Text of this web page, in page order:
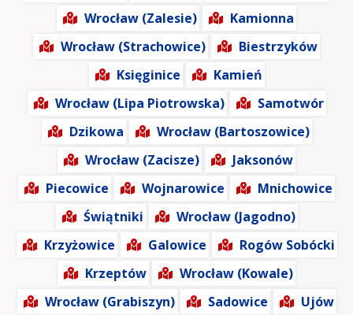
Wrocław (Zalesie)
Kamionna
Wrocław (Strachowice)
Biestrzyków
Księginice
Kamień
Wrocław (Lipa Piotrowska)
Samotwór
Dzikowa
Wrocław (Bartoszowice)
Wrocław (Zacisze)
Jaksonów
Piecowice
Wojnarowice
Mnichowice
Świątniki
Wrocław (Jagodno)
Krzyżowice
Galowice
Rogów Sobócki
Krzeptów
Wrocław (Kowale)
Wrocław (Grabiszyn)
Sadowice
Ujów